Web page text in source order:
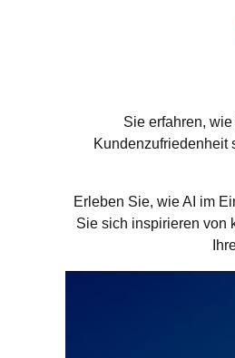
Sie erfahren,
Kundenzufriedenheit
Erleben Sie, wie AI im
Sie sich inspirieren von